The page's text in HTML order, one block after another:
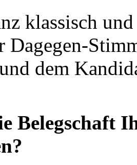
klassisch
Dagegen-
dem
Belegschaft